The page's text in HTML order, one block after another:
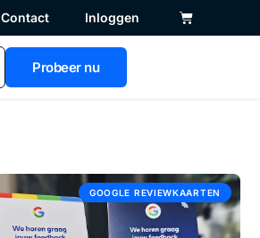
Contact Inloggen
Probeer nu
GOOGLE REVIEWKAARTEN